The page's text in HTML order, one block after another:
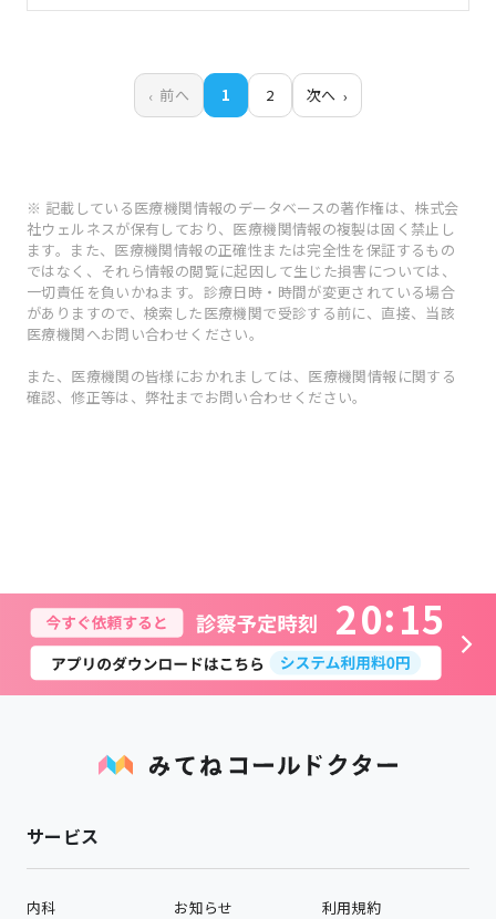
前へ 1 2 次へ
※ 記載している医療機関情報のデータベースの著作権は、株式会
社ウェルネスが保有しており、医療機関情報の複製は固く禁止し
ます。また、医療機関情報の正確性または完全性を保証するもの
ではなく、それら情報の閲覧に起因して生じた損害については、
一切責任を負いかねます。診療日時・時間が変更されている場合
がありますので、検索した医療機関で受診する前に、直接、当該
医療機関へお問い合わせください。
また、医療機関の皆様におかれましては、医療機関情報に関する
確認、修正等は、弊社までお問い合わせください。
20 15
サービス
内科
お知らせ
利用規約